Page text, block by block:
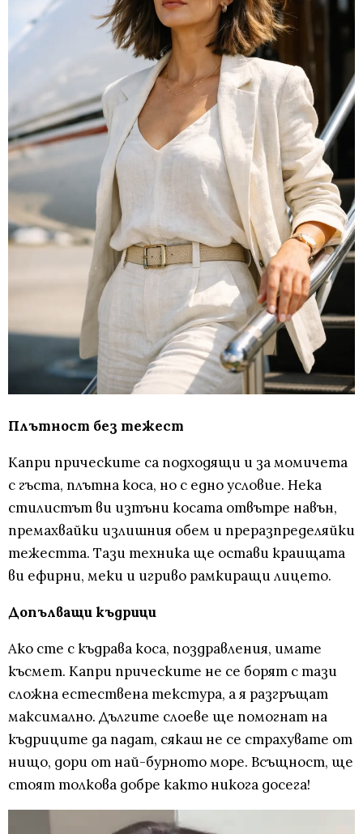
Плътност без тежест
Капри прическите са подходящи и за момичета
с гъста, плътна коса, но с едно условие. Нека
стилистът ви изтъни косата отвътре навън,
премахвайки излишния обем и преразпределяйки
тежестта. Тази техника ще остави краищата
ви ефирни, меки и игриво рамкиращи лицето.
Допълващи къдрици
Ако сте с къдрава коса, поздравления, имате
късмет. Капри прическите не се борят с тази
сложна естествена текстура, а я разгръщат
максимално. Дългите слоеве ще помогнат на
къдриците да падат, сякаш не се страхувате от
нищо, дори от най-бурното море. Всъщност, ще
стоят толкова добре както никога досега!